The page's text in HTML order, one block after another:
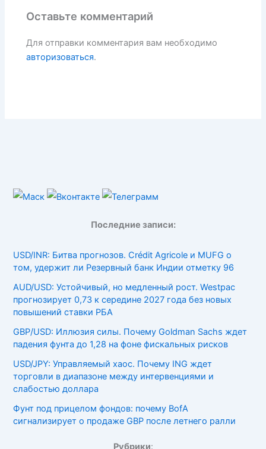
Оставьте комментарий
Для отправки комментария вам необходимо
авторизоваться.
Последние записи:
USD/INR: Битва прогнозов. Crédit Agricole и MUFG о
том, удержит ли Резервный банк Индии отметку 96
AUD/USD: Устойчивый, но медленный рост. Westpac
прогнозирует 0,73 к середине 2027 года без новых
повышений ставки РБА
GBP/USD: Иллюзия силы. Почему Goldman Sachs ждет
падения фунта до 1,28 на фоне фискальных рисков
USD/JPY: Управляемый хаос. Почему ING ждет
торговли в диапазоне между интервенциями и
слабостью доллара
Фунт под прицелом фондов: почему BofA
сигнализирует о продаже GBP после летнего ралли
Рубрики: